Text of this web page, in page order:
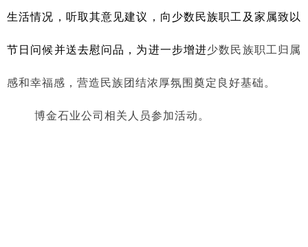
生活情况，听取其意见建议，向少数民族职工及家属致以
节日问候并送去慰问品，为进一步增进少数民族职工归属
感和幸福感，营造民族团结浓厚氛围奠定良好基础。
博金石业公司相关人员参加活动。